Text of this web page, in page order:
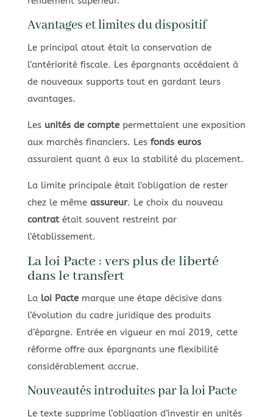
Avantages et limites du dispositif
Le principal atout était la conservation de
l’antériorité fiscale. Les épargnants accédaient à
de nouveaux supports tout en gardant leurs
avantages.
Les unités de comptepermettaient une exposition
aux marchés financiers. Les fonds euros
assuraient quant à eux la stabilité du placement.
La limite principale était l’obligation de rester
chez le même assureur. Le choix du nouveau
contratétait souvent restreint par
l’établissement.
La loi Pacte : vers plus de liberté
dans le transfert
La loi Pactemarque une étape décisive dans
l’évolution du cadre juridique des produits
d’épargne. Entrée en vigueur en mai 2019, cette
réforme offre aux épargnants une flexibilité
considérablement accrue.
Nouveautés introduites par la loi Pacte
Le texte supprime l’obligation d’investir en unités